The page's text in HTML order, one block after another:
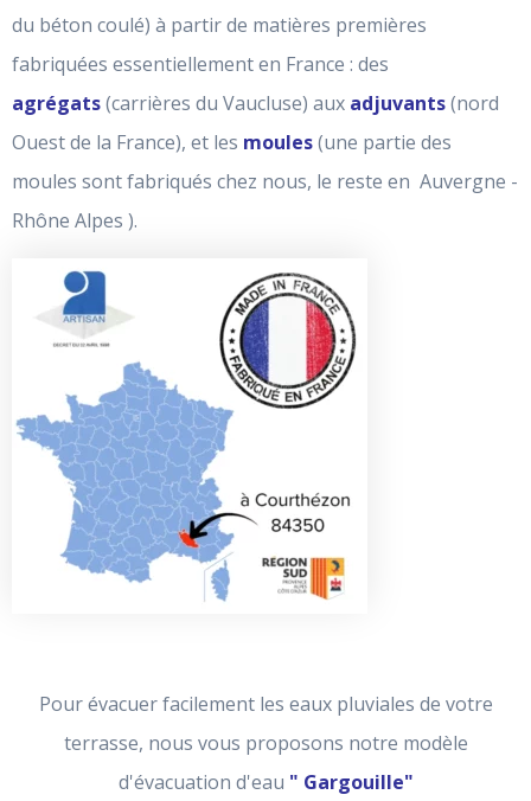
du béton coulé) à partir de matières premières
fabriquées essentiellement en France : des
agrégats(carrières du Vaucluse) aux adjuvants(nord
Ouest de la France), et les moules(une partie des
moules sont fabriqués chez nous, le reste en Auvergne -
Rhône Alpes ).
Pour évacuer facilement les eaux pluviales de votre
terrasse, nous vous proposons notre modèle
d'évacuation d'eau " Gargouille"